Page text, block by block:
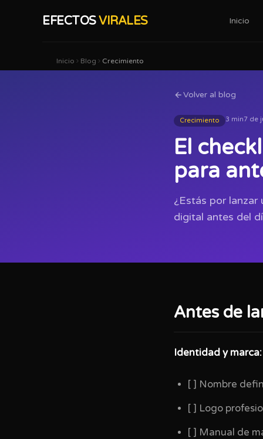
EFECTOSVIRALES Inicio
Inicio Blog Crecimiento
Volver al blog
Crecimiento 3 min7 de
El
para
¿Estás por
digital antes del
Antes de
Identidad y marca:
[ ] Nombre
[ ] Logo
[ ] Manual de